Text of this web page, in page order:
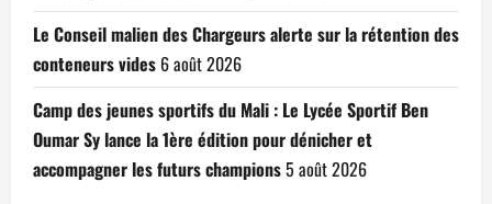
Le Conseil malien des Chargeurs alerte sur la rétention des
conteneurs vides 6 août 2026
Camp des jeunes sportifs du Mali : Le Lycée Sportif Ben
Oumar Sy lance la 1ère édition pour dénicher et
accompagner les futurs champions5 août 2026